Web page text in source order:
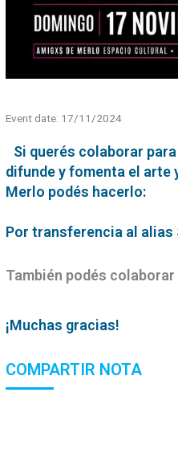
Event date: 17/11/2024
Si querés colaborar
difunde y fomenta el arte
Merlo podés hacerlo:
Por transferencia al alias
También podés colaborar
¡Muchas gracias!
COMPARTIR NOTA